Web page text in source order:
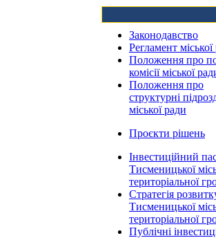
Законодавство
Регламент міської
Положення про
комісії міської
Положення про
структурні
міської ради
Проєкти рішень
Інвестиційний
Тисменицької
територіальної
Стратегія
Тисменицької
територіальної
Публічні